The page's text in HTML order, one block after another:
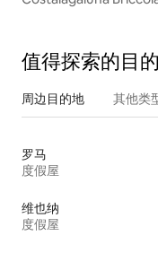
值得探索的目
周边目的地 其他类
罗马
度假屋
维也纳
度假屋